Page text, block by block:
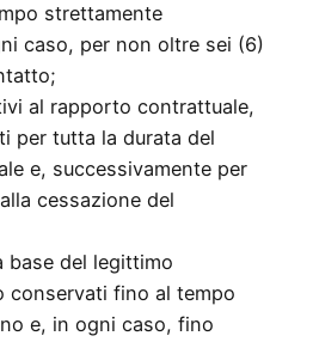
strettamente
caso, per non oltre sei (6)
al rapporto contrattuale,
per tutta la durata del
e, successivamente per
cessazione del
base del legittimo
conservati fino al tempo
e, in ogni caso, fino